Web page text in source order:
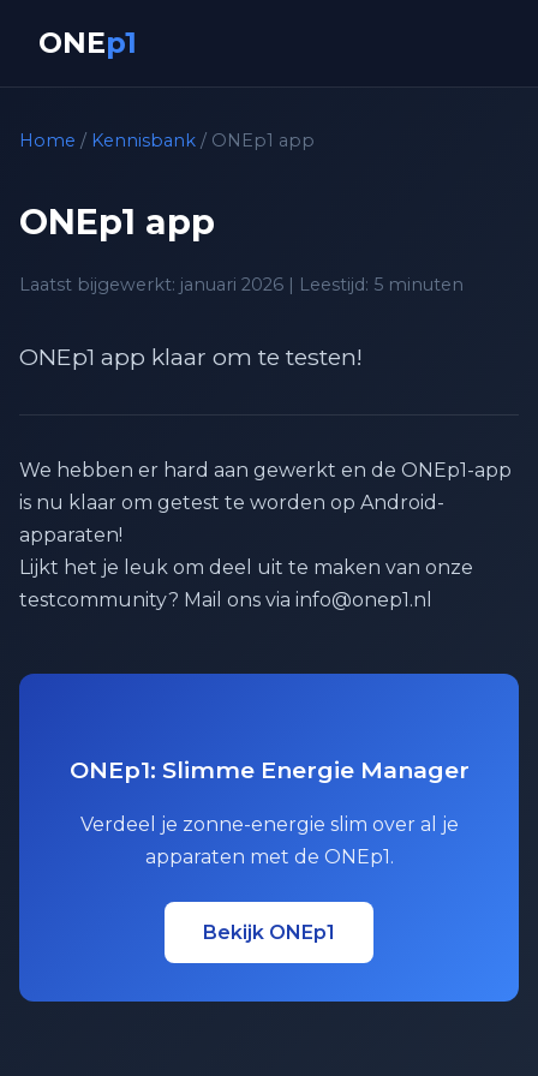
ONEp1
Home / Kennisbank / ONEp1 app
ONEp1 app
Laatst bijgewerkt: januari 2026 | Leestijd: 5 minuten
ONEp1 app klaar om te testen!
We hebben er hard aan gewerkt en de ONEp1-app
is nu klaar om getest te worden op Android-
apparaten!
Lijkt het je leuk om deel uit te maken van onze
testcommunity? Mail ons via info@onep1.nl
ONEp1: Slimme Energie Manager
Verdeel je zonne-energie slim over al je
apparaten met de ONEp1.
Bekijk ONEp1